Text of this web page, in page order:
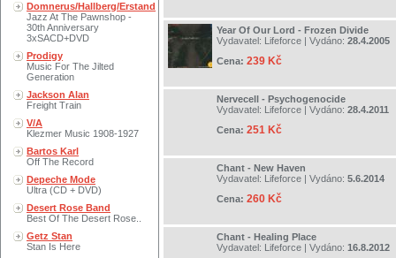
Domnerus/Hallberg/Erstand
Jazz At The Pawnshop -
30th Anniversary
3xSACD+DVD
Prodigy
Music For The Jilted
Generation
Jackson Alan
Freight Train
V/A
Klezmer Music 1908-1927
Bartos Karl
Off The Record
Depeche Mode
Ultra (CD + DVD)
Desert Rose Band
Best Of The Desert Rose..
Getz Stan
Stan Is Here
Year Of Our Lord - Frozen Divide
Vydavatel: Lifeforce | Vydáno: 28.4.2005
Cena: 239 Kč
Nervecell - Psychogenocide
Vydavatel: Lifeforce | Vydáno: 28.4.2011
Cena: 251 Kč
Chant - New Haven
Vydavatel: Lifeforce | Vydáno: 5.6.2014
Cena: 260 Kč
Chant - Healing Place
Vydavatel: Lifeforce | Vydáno: 16.8.2012